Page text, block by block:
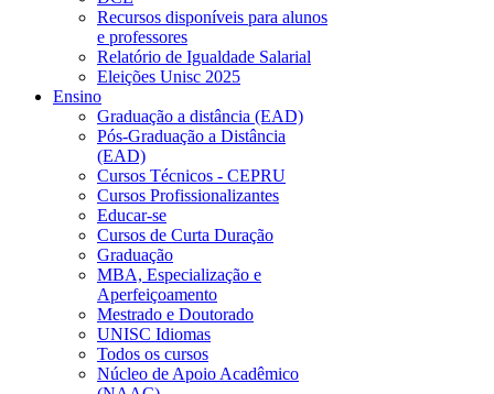
Recursos disponíveis para alunos
e professores
Relatório de Igualdade Salarial
Eleições Unisc 2025
Ensino
Graduação a distância (EAD)
Pós-Graduação a Distância
(EAD)
Cursos Técnicos - CEPRU
Cursos Profissionalizantes
Educar-se
Cursos de Curta Duração
Graduação
MBA, Especialização e
Aperfeiçoamento
Mestrado e Doutorado
UNISC Idiomas
Todos os cursos
Núcleo de Apoio Acadêmico